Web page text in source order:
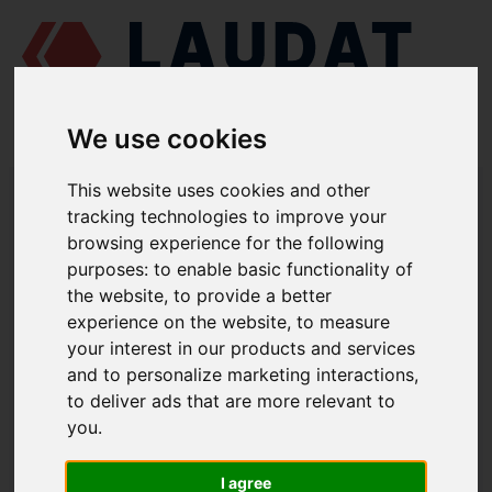
We use cookies
This website uses cookies and other
tracking technologies to improve your
browsing experience for the following
purposes:to enable basic functionality of
the website,to provide a better
experience on the website,to measure
your interest in our products and services
and to personalize marketing interactions,
to deliver ads that are more relevant to
you.
I agree
LAUDAT SUPPLY/MOTORES MARINOS/ MAN L25/30/ GUÍA DE
LAUDAT SUPPLY
L25/30
CATEGORIA DE CULATA
GUÍA DE VÁLVULA
NÚMERO DE PIEZA: 055.05.503